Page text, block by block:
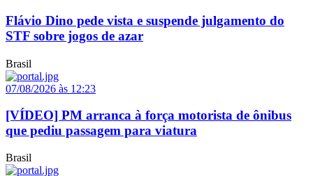
Flávio Dino pede vista e suspende julgamento do
STF sobre jogos de azar
Brasil
07/08/2026 às 12:23
[VÍDEO] PM arranca à força motorista de ônibus
que pediu passagem para viatura
Brasil